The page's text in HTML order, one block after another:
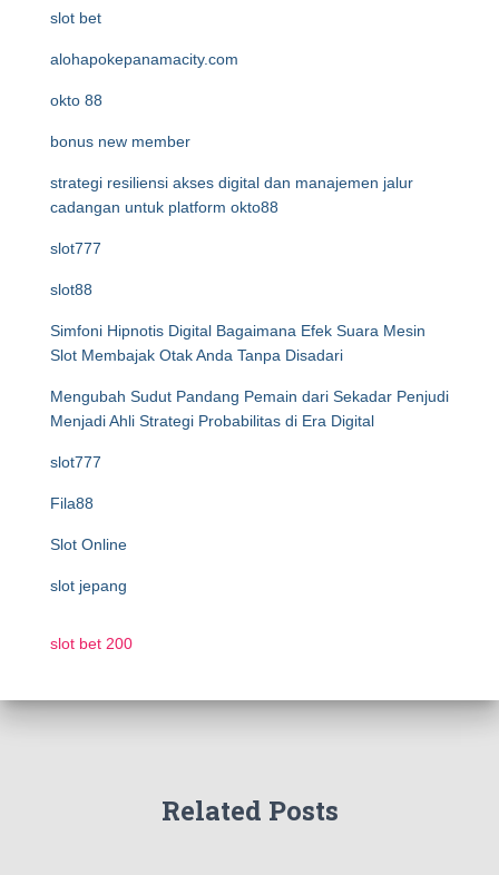
slot bet
alohapokepanamacity.com
okto 88
bonus new member
strategi resiliensi akses digital dan manajemen jalur
cadangan untuk platform okto88
slot777
slot88
Simfoni Hipnotis Digital Bagaimana Efek Suara Mesin
Slot Membajak Otak Anda Tanpa Disadari
Mengubah Sudut Pandang Pemain dari Sekadar Penjudi
Menjadi Ahli Strategi Probabilitas di Era Digital
slot777
Fila88
Slot Online
slot jepang
slot bet 200
Related Posts